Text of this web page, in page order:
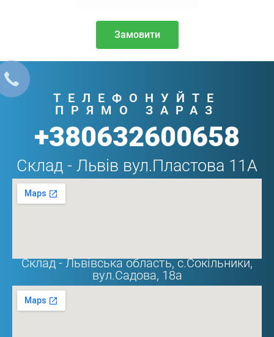
Замовити
ТЕЛЕФОНУЙТЕ
ПРЯМО ЗАРАЗ
+380632600658
Склад - Львів вул.Пластова 11А
Склад - Львівська область, с.Сокільники,
вул.Садова, 18а